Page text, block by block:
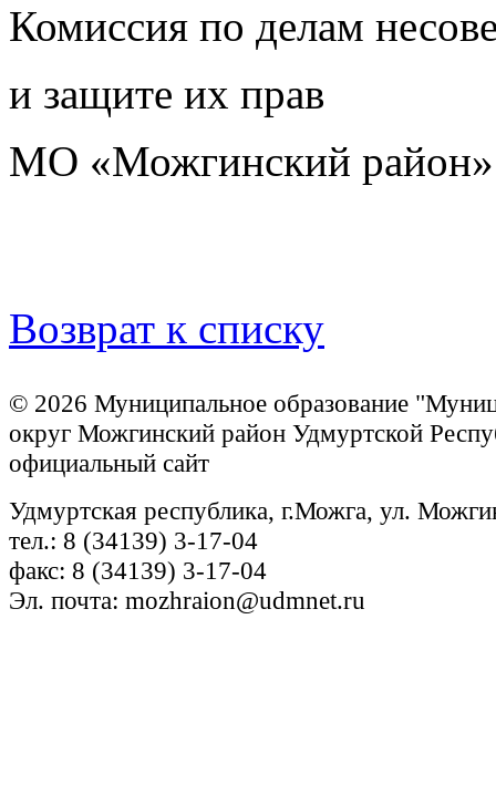
Комиссия по делам
и защите их прав
МО «Можгинский район»
Возврат к списку
© 2026 Муниципальное образование
округ Можгинский район Удмуртской
официальный сайт
Удмуртская республика, г.Можга, ул.
тел.: 8 (34139) 3-17-04
факс: 8 (34139) 3-17-04
Эл. почта: mozhraion@udmnet.ru